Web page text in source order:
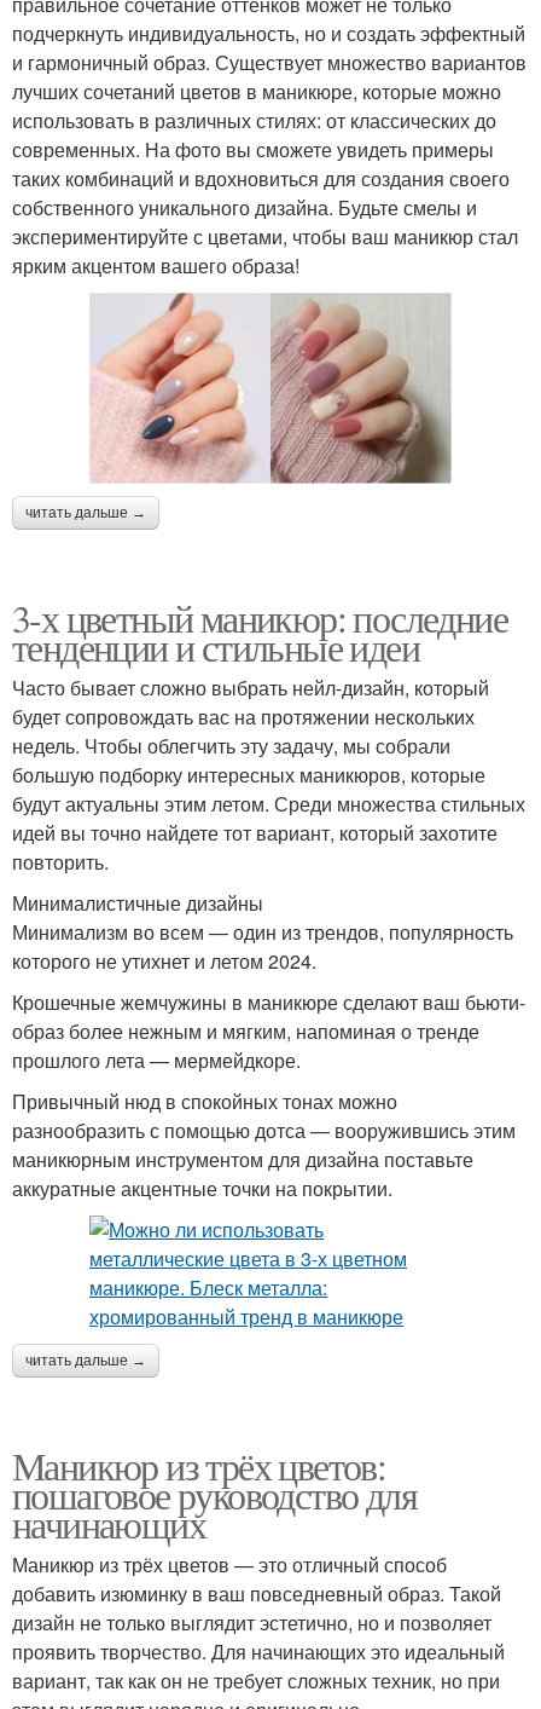
подчеркнуть индивидуальность, но и создать эффектный
и гармоничный образ. Существует множество вариантов
лучших сочетаний цветов в маникюре, которые можно
использовать в различных стилях: от классических до
современных. На фото вы сможете увидеть примеры
таких комбинаций и вдохновиться для создания своего
собственного уникального дизайна. Будьте смелы и
экспериментируйте с цветами, чтобы ваш маникюр стал
ярким акцентом вашего образа!
читать дальше →
3-х цветный маникюр: последние
тенденции и стильные идеи
Часто бывает сложно выбрать нейл-дизайн, который
будет сопровождать вас на протяжении нескольких
недель. Чтобы облегчить эту задачу, мы собрали
большую подборку интересных маникюров, которые
будут актуальны этим летом. Среди множества стильных
идей вы точно найдете тот вариант, который захотите
повторить.
Минималистичные дизайны
Минимализм во всем — один из трендов, популярность
которого не утихнет и летом 2024.
Крошечные жемчужины в маникюре сделают ваш бьюти-
образ более нежным и мягким, напоминая о тренде
прошлого лета — мермейдкоре.
Привычный нюд в спокойных тонах можно
разнообразить с помощью дотса — вооружившись этим
маникюрным инструментом для дизайна поставьте
аккуратные акцентные точки на покрытии.
читать дальше →
Маникюр из трёх цветов:
пошаговое руководство для
начинающих
Маникюр из трёх цветов — это отличный способ
добавить изюминку в ваш повседневный образ. Такой
дизайн не только выглядит эстетично, но и позволяет
проявить творчество. Для начинающих это идеальный
вариант, так как он не требует сложных техник, но при